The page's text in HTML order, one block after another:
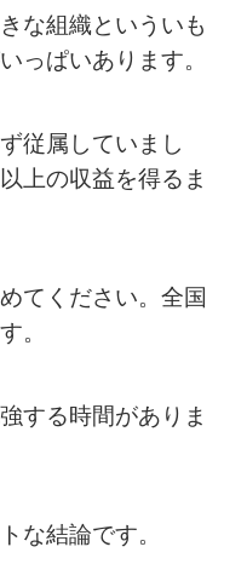
な組織といういも
っぱいあります。
従属していまし
上の収益を得るま
てください。全国
。
する時間がありま
な結論です。